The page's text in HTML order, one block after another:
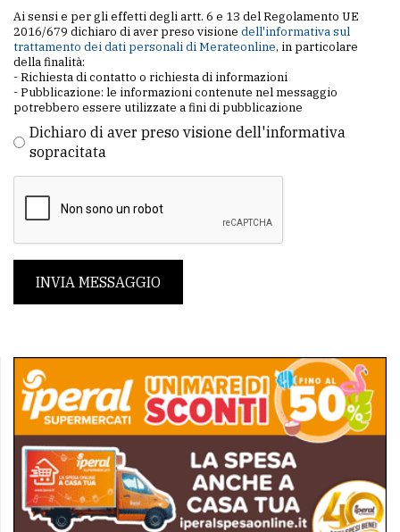
Ai sensi e per gli effetti degli artt. 6 e 13 del Regolamento UE
2016/679 dichiaro di aver preso visione dell'informativa sul
trattamento dei dati personali di Merateonline, in particolare
della finalità:
- Richiesta di contatto o richiesta di informazioni
- Pubblicazione: le informazioni contenute nel messaggio
potrebbero essere utilizzate a fini di pubblicazione
Dichiaro di aver preso visione dell'informativa
sopracitata
INVIA MESSAGGIO